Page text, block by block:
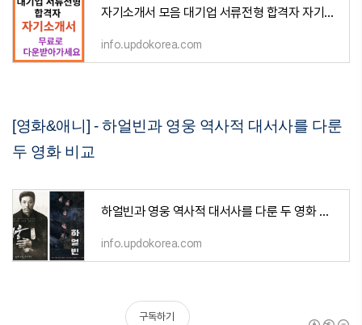
자기소개서 모음 대기업 서류전형 합격자 자기소개서 자소서 받아가세요
info.updokorea.com
[영화&애니] - 하얼빈과 영웅 역사적 대서사를 다룬
두 영화 비교
하얼빈과 영웅 역사적 대서사를 다룬 두 영화 비교
info.updokorea.com
구독하기